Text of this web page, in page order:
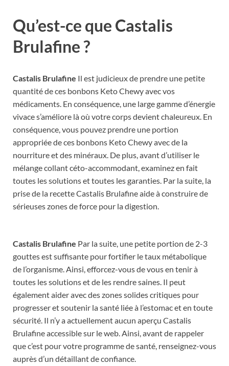
Qu’est-ce que Castalis
Brulafine ?
Castalis Brulafine Il est judicieux de prendre une petite
quantité de ces bonbons Keto Chewy avec vos
médicaments. En conséquence, une large gamme d’énergie
vivace s’améliore là où votre corps devient chaleureux. En
conséquence, vous pouvez prendre une portion
appropriée de ces bonbons Keto Chewy avec de la
nourriture et des minéraux. De plus, avant d’utiliser le
mélange collant céto-accommodant, examinez en fait
toutes les solutions et toutes les garanties. Par la suite, la
prise de la recette Castalis Brulafine aide à construire de
sérieuses zones de force pour la digestion.
Castalis Brulafine Par la suite, une petite portion de 2-3
gouttes est suffisante pour fortifier le taux métabolique
de l’organisme. Ainsi, efforcez-vous de vous en tenir à
toutes les solutions et de les rendre saines. Il peut
également aider avec des zones solides critiques pour
progresser et soutenir la santé liée à l’estomac et en toute
sécurité. Il n’y a actuellement aucun aperçu Castalis
Brulafine accessible sur le web. Ainsi, avant de rappeler
que c’est pour votre programme de santé, renseignez-vous
auprès d’un détaillant de confiance.